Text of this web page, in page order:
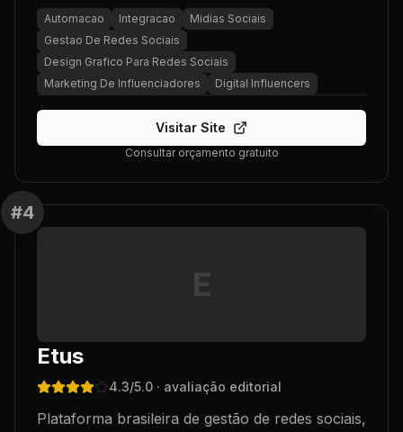
Automacao Integracao
Midias Sociais
Gestao De Redes Sociais
Design Grafico Para Redes Sociais
Marketing De Influenciadores
Digital Influencers
Visitar Site
Consultar orçamento gratuito
#4
E
Etus
4.3/5.0 · avaliação editorial
Plataforma brasileira de gestão de redes sociais,